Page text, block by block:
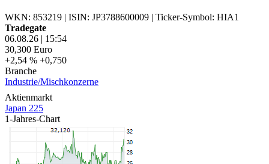
WKN: 853219 | ISIN: JP3788600009 | Ticker-Symbol: HIA1
Tradegate
06.08.26 | 15:54
30,300 Euro
+2,54 % +0,750
Branche
Industrie/Mischkonzerne
Aktienmarkt
Japan 225
1-Jahres-Chart